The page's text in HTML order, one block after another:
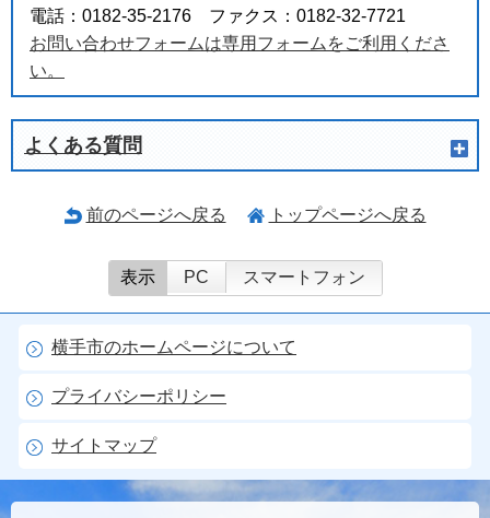
電話：0182-35-2176 ファクス：0182-32-7721
お問い合わせフォームは専用フォームをご利用くださ
い。
よくある質問
前のページへ戻る トップページへ戻る
表示 PC スマートフォン
横手市のホームページについて
プライバシーポリシー
サイトマップ